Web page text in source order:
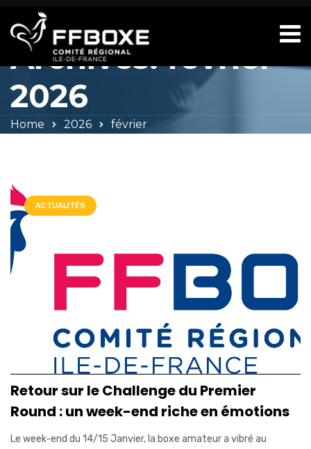
Monthly
Archives: février
2026
Home 2026 février
ACTUALITÉS
Retour sur le Challenge du Premier
Round : un week-end riche en émotions
Le week-end du 14/15 Janvier, la boxe amateur a vibré au